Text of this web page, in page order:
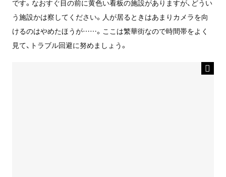
です。なおすぐ目の前に黄色い看板の施設がありますが、どうい
う施設かは察してください。人が居るときはあまりカメラを向
けるのはやめたほうが……。ここは繁華街なので時間帯をよく
見て、トラブル回避に努めましょう。